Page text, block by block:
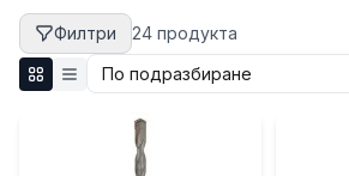
Филтри 24 продукта